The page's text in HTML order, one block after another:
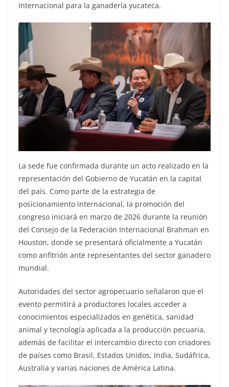
internacional para la ganadería yucateca.
La sede fue confirmada durante un acto realizado en la
representación del Gobierno de Yucatán en la capital
del país. Como parte de la estrategia de
posicionamiento internacional, la promoción del
congreso iniciará en marzo de 2026 durante la reunión
del Consejo de la Federación Internacional Brahman en
Houston, donde se presentará oficialmente a Yucatán
como anfitrión ante representantes del sector ganadero
mundial.
Autoridades del sector agropecuario señalaron que el
evento permitirá a productores locales acceder a
conocimientos especializados en genética, sanidad
animal y tecnología aplicada a la producción pecuaria,
además de facilitar el intercambio directo con criadores
de países como Brasil, Estados Unidos, India, Sudáfrica,
Australia y varias naciones de América Latina.